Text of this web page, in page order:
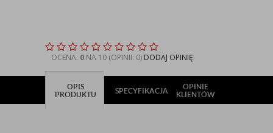
OCENA: 0 NA 10 (OPINII: 0) DODAJ OPINIĘ
OPIS
PRODUKTU
SPECYFIKACJA
OPINIE
KLIENTÓW